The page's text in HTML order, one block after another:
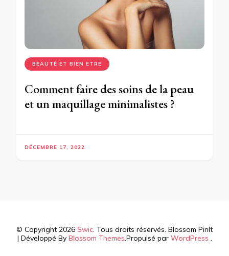
BEAUTÉ ET BIEN ETRE
Comment faire des soins de la peau
et un maquillage minimalistes ?
DÉCEMBRE 17, 2022
© Copyright 2026 Swic. Tous droits réservés. Blossom PinIt
| Développé By Blossom Themes.Propulsé par WordPress .